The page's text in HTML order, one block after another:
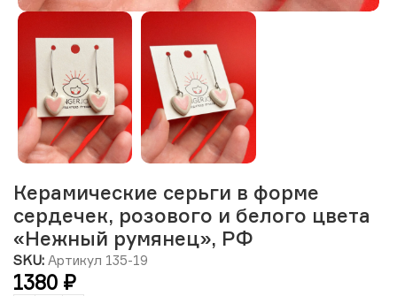
Керамические серьги в форме
сердечек, розового и белого цвета
«Нежный румянец», РФ
SKU: Артикул 135-19
1380 ₽